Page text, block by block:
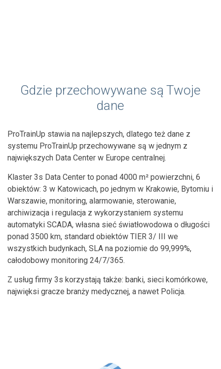
Gdzie przechowywane są Twoje
dane
ProTrainUp stawia na najlepszych, dlatego też dane z
systemu ProTrainUp przechowywane są w jednym z
największych Data Center w Europe centralnej.
Klaster 3s Data Center to ponad 4000 m² powierzchni, 6
obiektów: 3 w Katowicach, po jednym w Krakowie, Bytomiu i
Warszawie, monitoring, alarmowanie, sterowanie,
archiwizacja i regulacja z wykorzystaniem systemu
automatyki SCADA, własna sieć światłowodowa o długości
ponad 3500 km, standard obiektów TIER 3/ III we
wszystkich budynkach, SLA na poziomie do 99,999%,
całodobowy monitoring 24/7/365.
Z usług firmy 3s korzystają także: banki, sieci komórkowe,
najwięksi gracze branży medycznej, a nawet Policja.